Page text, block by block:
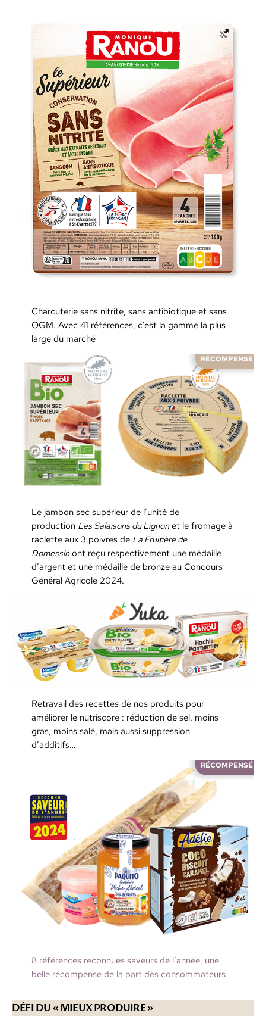
Charcuterie sans nitrite, sans antibiotique et sans
OGM. Avec 41 références, c’est la gamme la plus
large du marché
RÉCOMPENSÉ
Le jambon sec supérieur de l’unité de
production Les Salaisons du Lignonet le fromage à
raclette aux 3 poivres de La Fruitière de
Domessinont reçu respectivement une médaille
d’argent et une médaille de bronze au Concours
Général Agricole 2024.
Retravail des recettes de nos produits pour
améliorer le nutriscore : réduction de sel, moins
gras, moins salé, mais aussi suppression
d’additifs…
RÉCOMPENSÉ
8 références reconnues saveurs de l’année, une
belle récompense de la part des consommateurs.
DÉFI DU « MIEUX PRODUIRE »